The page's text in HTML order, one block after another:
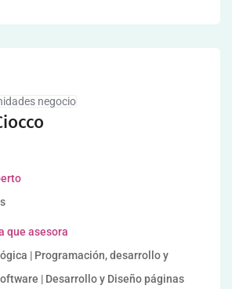
negocio
que asesora
| Programación, desarrollo y
| Desarrollo y Diseño páginas